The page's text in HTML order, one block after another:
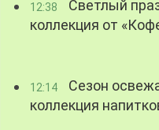
12:38
Светлый
коллекция от
12:14
Сезон
коллекция